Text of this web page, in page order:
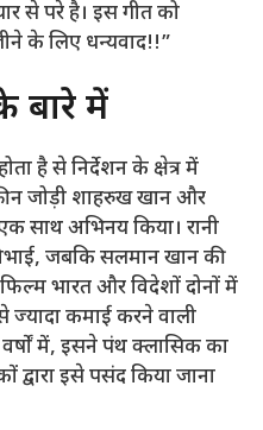
से परे है। इस गीत को
के लिए धन्यवाद!!”
बारे में
है से निर्देशन के क्षेत्र में
जोड़ी शाहरुख खान और
साथ अभिनय किया। रानी
जबकि सलमान खान की
भारत और विदेशों दोनों में
कमाई करने वाली
में, इसने पंथ क्लासिक का
द्वारा इसे पसंद किया जाना